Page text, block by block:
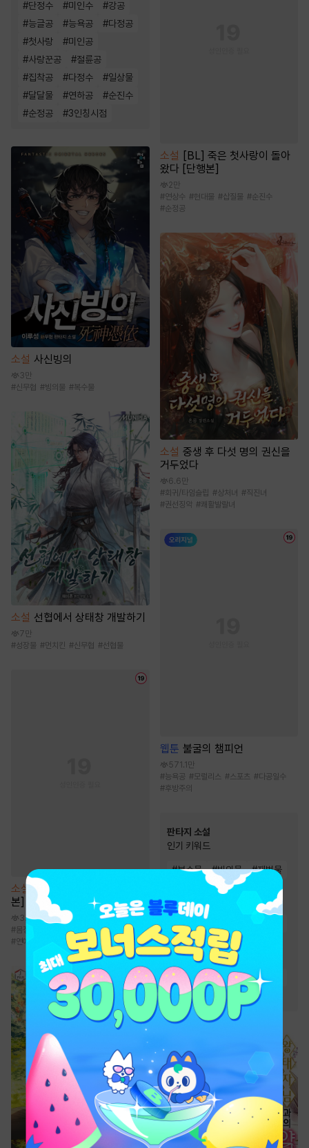
#단정수 #미인수 #강공
#능글공 #능욕공 #다정공
#첫사랑 #미인공
#사랑꾼공 #절륜공
#집착공 #다정수 #일상물
#달달물 #연하공 #순진수
#순정공 #3인칭시점
소설 사신빙의
3만
#신무협 #빙의물 #복수물
소설 선협에서 상태창 개발하기
7만
#성장물 #먼치킨 #신무협 #선협물
소설 육아를 위한 쇼윈도 [단행
본]
3.4천
# 몸정>맘정 오해 까칠남 #동거
#연예계
소설 [BL] 죽은 첫사랑이 돌아
왔다 [단행본]
2만
#연상수 #현대물 #삽질물 #순진수
#순정공
소설 중생 후 다섯 명의 권신을
거두었다
6.6만
#회귀/타임슬립 #상처녀 #직진녀
#권선징악 #쾌활발랄녀
웹툰 불굴의 챔피언
571.1만
#능욕공 #모럴리스 #스포츠 #다공일수
#후방주의
판타지 소설
인기 키워드
#복수물 #빙의물 #재벌물
시스템
#생존물
#유쾌함
#게임시스템 #
차원이동물
전쟁물 # 경영/기업
#
전문직 비장함 #먼치킨
환생물 성장물